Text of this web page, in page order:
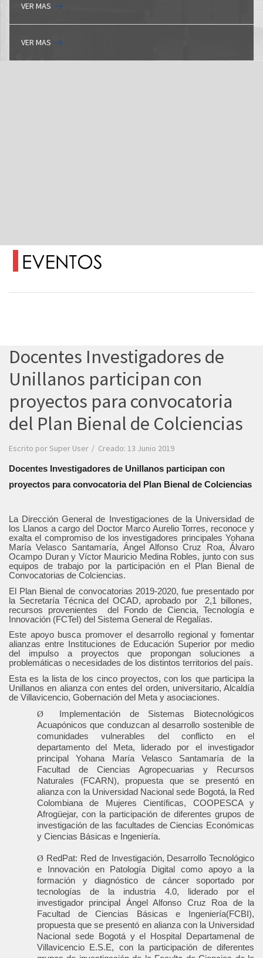
VER MAS
VER MAS
Docentes Investigadores de
Unillanos participan con
proyectos para convocatoria
del Plan Bienal de Colciencias
Escrito porSuper User Creado: 13 Junio 2019
Docentes Investigadores de Unillanos participan con
proyectos para convocatoria del Plan Bienal de Colciencias
La Dirección General de Investigaciones de la Universidad de
los Llanos a cargo del Doctor Marco Aurelio Torres, reconoce y
exalta el compromiso de los investigadores principales Yohana
María Velasco Santamaría, Ángel Alfonso Cruz Roa, Álvaro
Ocampo Duran y Víctor Mauricio Medina Robles, junto con sus
equipos de trabajo por la participación en el Plan Bienal de
Convocatorias de Colciencias.
El Plan Bienal de convocatorias 2019-2020, fue presentado por
la Secretaría Técnica del OCAD, aprobado por 2,1 billones,
recursos provenientes del Fondo de Ciencia, Tecnología e
Innovación (FCTeI) del Sistema General de Regalías.
Este apoyo busca promover el desarrollo regional y fomentar
alianzas entre Instituciones de Educación Superior por medio
del impulso a proyectos que propongan soluciones a
problemáticas o necesidades de los distintos territorios del país.
Esta es la lista de los cinco proyectos, con los que participa la
Unillanos en alianza con entes del orden, universitario, Alcaldía
de Villavicencio, Gobernación del Meta y asociaciones.
Ø
Implementación de Sistemas Biotecnológicos
Acuapónicos que conduzcan al desarrollo sostenible de
comunidades vulnerables del conflicto en el
departamento del Meta, liderado por el investigador
principal Yohana María Velasco Santamaría de la
Facultad de Ciencias Agropecuarias y Recursos
Naturales (FCARN), propuesta que se presentó en
alianza con la Universidad Nacional sede Bogotá, la Red
Colombiana de Mujeres Científicas, COOPESCA y
Afrogüejar, con la participación de diferentes grupos de
investigación de las facultades de Ciencias Económicas
y Ciencias Básicas e Ingeniería.
Ø RedPat: Red de Investigación, Desarrollo Tecnológico
e Innovación en Patología Digital como apoyo a la
formación y diagnóstico de cáncer soportado por
tecnologías de la industria 4.0, liderado por el
investigador principal Ángel Alfonso Cruz Roa de la
Facultad de Ciencias Básicas e Ingeniería(FCBI),
propuesta que se presentó en alianza con la Universidad
Nacional sede Bogotá y el Hospital Departamenal de
Villavicencio E.S.E, con la participación de diferentes